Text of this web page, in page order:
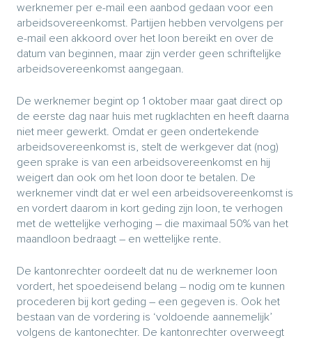
werknemer per e-mail een aanbod gedaan voor een
arbeidsovereenkomst. Partijen hebben vervolgens per
e-mail een akkoord over het loon bereikt en over de
datum van beginnen, maar zijn verder geen schriftelijke
arbeidsovereenkomst aangegaan.
De werknemer begint op 1 oktober maar gaat direct op
de eerste dag naar huis met rugklachten en heeft daarna
niet meer gewerkt. Omdat er geen ondertekende
arbeidsovereenkomst is, stelt de werkgever dat (nog)
geen sprake is van een arbeidsovereenkomst en hij
weigert dan ook om het loon door te betalen. De
werknemer vindt dat er wel een arbeidsovereenkomst is
en vordert daarom in kort geding zijn loon, te verhogen
met de wettelijke verhoging – die maximaal 50% van het
maandloon bedraagt – en wettelijke rente.
De kantonrechter oordeelt dat nu de werknemer loon
vordert, het spoedeisend belang – nodig om te kunnen
procederen bij kort geding – een gegeven is. Ook het
bestaan van de vordering is ‘voldoende aannemelijk’
volgens de kantonechter. De kantonrechter overweegt